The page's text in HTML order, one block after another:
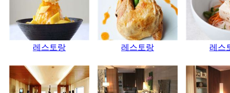
레스토랑 레스토랑 레스